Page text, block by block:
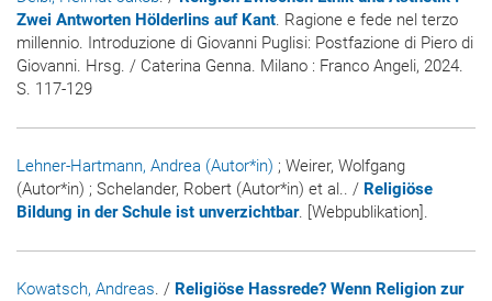
Zwei Antworten Hölderlins auf Kant. Ragione e fede nel terzo
millennio. Introduzione di Giovanni Puglisi: Postfazione di Piero di
Giovanni. Hrsg. / Caterina Genna. Milano : Franco Angeli, 2024.
S. 117-129
Lehner-Hartmann, Andrea (Autor*in) ; Weirer, Wolfgang
(Autor*in) ; Schelander, Robert (Autor*in) et al.. / Religiöse
Bildung in der Schule ist unverzichtbar. [Webpublikation].
Kowatsch, Andreas. / Religiöse Hassrede? Wenn Religion zur